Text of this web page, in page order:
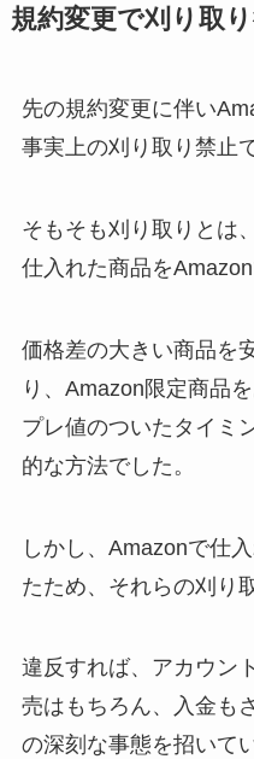
規約変更で刈り取
先の規約変更に伴い
事実上の刈り取り禁止
そもそも刈り取りとは
仕入れた商品を
価格差の大きい商品を
り、Amazon限定商品
プレ値のついたタイミ
的な方法でした。
しかし、Amazonで仕
たため、それらの刈り
違反すれば、アカウン
売はもちろん、入金も
の深刻な事態を招いて